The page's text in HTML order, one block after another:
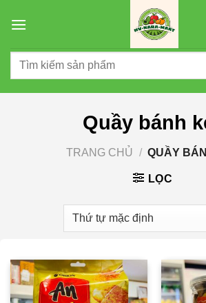
đến
dung
Tìm
Quầy bánh
TRANG CHỦ / QUẦY
LỌC